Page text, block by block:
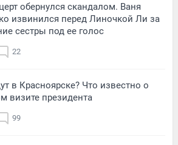
обернулся скандалом. Ваня
извинился перед Линочкой Ли за
сестры под ее голос
22
в Красноярске? Что известно о
визите президента
99